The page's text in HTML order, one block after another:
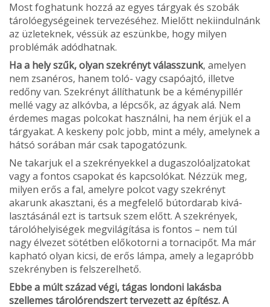
Most foghatunk hozzá az egyes tárgyak és szobák
tárolóegységeinek tervezéséhez. Mielőtt nekiindulnánk
az üzleteknek, vés­sük az eszünkbe, hogy milyen
problémák adódhatnak.
Ha a hely szűk, olyan szekrényt válasszunk, amelyen
nem zsanéros, hanem to­ló- vagy csapóajtó, illetve
redőny van. Szekrényt állíthatunk be a kéménypillér
mellé vagy az alkóvba, a lépcsők, az ágyak alá. Nem
érdemes magas polcokat hasz­nálni, ha nem érjük el a
tárgyakat. A kes­keny polc jobb, mint a mély, amelynek a
hátsó sorában már csak tapogatózunk.
Ne takarjuk el a szekrényekkel a duga­szolóaljzatokat
vagy a fontos csapokat és kapcsolókat. Nézzük meg,
milyen erős a fal, amelyre polcot vagy szekrényt
akarunk akasztani, és a megfelelő bútordarab kivá­
lasztásánál ezt is tartsuk szem előtt. A szekrények,
tárolóhelyiségek megvilá­gítása is fontos – nem túl
nagy élvezet sötétben előkotorni a tornacipőt. Ma már
kapható olyan kicsi, de erős lámpa, amely a legapróbb
szekrényben is felszerelhető.
Ebbe a múlt század végi, tágas londoni lakásba
szellemes tárolórendszert tervezett az építész. A